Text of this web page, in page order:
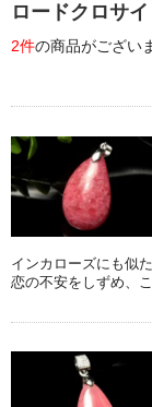
ロードクロサ
2件の商品がござい
インカローズにも似
恋の不安をしずめ、